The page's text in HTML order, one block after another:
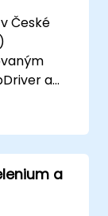
Grid.
České
a
si
se na
a